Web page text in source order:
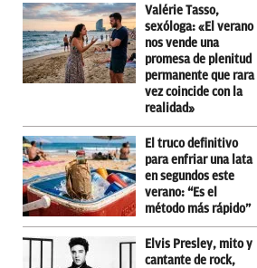
Valérie Tasso,
sexóloga: «El verano
nos vende una
promesa de plenitud
permanente que rara
vez coincide con la
realidad»
El truco definitivo
para enfriar una lata
en segundos este
verano: “Es el
método más rápido”
Elvis Presley, mito y
cantante de rock,